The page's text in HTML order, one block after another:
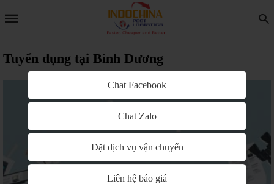
Tuyển dụng tại Bình Dương
Chat Facebook
Chat Zalo
Đặt dịch vụ vận chuyển
Liên hệ báo giá